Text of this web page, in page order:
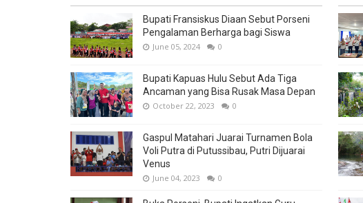
Bupati Fransiskus Diaan Sebut Porseni
Pengalaman Berharga bagi Siswa
June 05, 2024 0
Bupati Kapuas Hulu Sebut Ada Tiga
Ancaman yang Bisa Rusak Masa Depan
October 22, 2023 0
Gaspul Matahari Juarai Turnamen Bola
Voli Putra di Putussibau, Putri Dijuarai
Venus
June 04, 2023 0